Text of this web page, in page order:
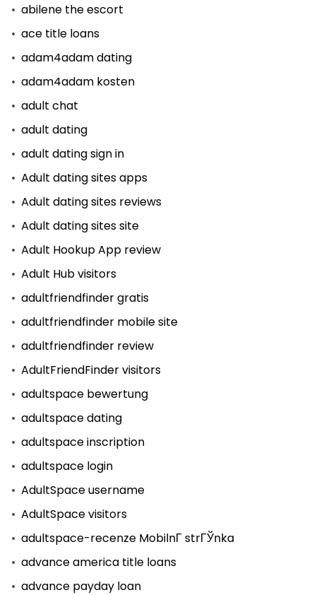
abilene the escort
ace title loans
adam4adam dating
adam4adam kosten
adult chat
adult dating
adult dating sign in
Adult dating sites apps
Adult dating sites reviews
Adult dating sites site
Adult Hookup App review
Adult Hub visitors
adultfriendfinder gratis
adultfriendfinder mobile site
adultfriendfinder review
AdultFriendFinder visitors
adultspace bewertung
adultspace dating
adultspace inscription
adultspace login
AdultSpace username
AdultSpace visitors
adultspace-recenze MobilnГ­ strГЎnka
advance america title loans
advance payday loan